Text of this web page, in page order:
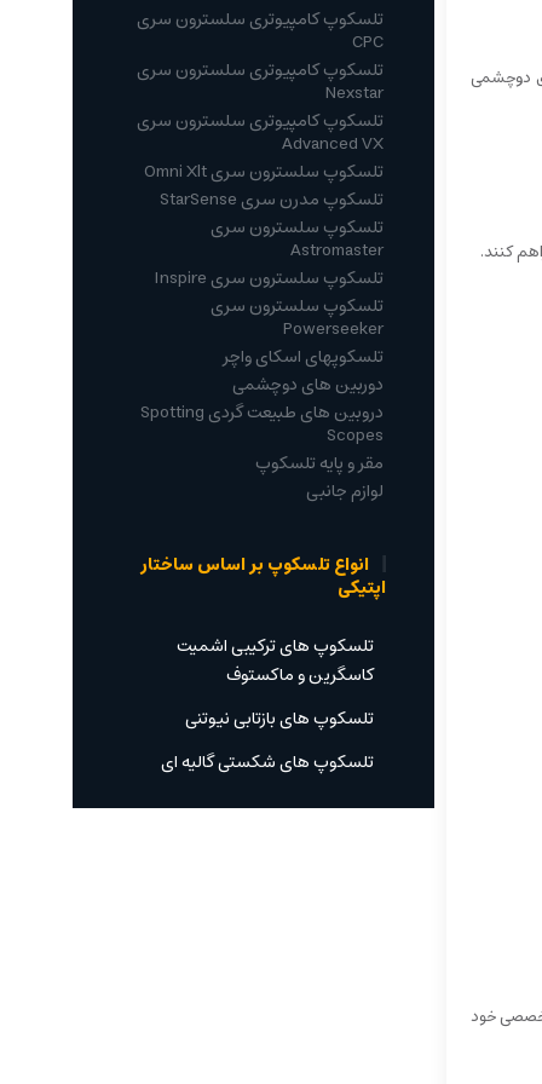
دوچشمی
کنند.
خود
تلسکوپ کامپیوتری سلسترون سری
CPC
تلسکوپ کامپیوتری سلسترون سری
Nexstar
تلسکوپ کامپیوتری سلسترون سری
Advanced VX
تلسکوپ سلسترون سری Omni Xlt
تلسکوپ مدرن سری StarSense
تلسکوپ سلسترون سری
Astromaster
تلسکوپ سلسترون سری Inspire
تلسکوپ سلسترون سری
Powerseeker
تلسکوپهای اسکای واچر
دوربین های دوچشمی
دروبین های طبیعت گردی Spotting
Scopes
مقر و پایه تلسکوپ
لوازم جانبی
انواع تلسکوپ بر اساس ساختار
اپتیکی
تلسکوپ های ترکیبی اشمیت
کاسگرین و ماکستوف
تلسکوپ های بازتابی نیوتنی
تلسکوپ های شکستی گالیه ای